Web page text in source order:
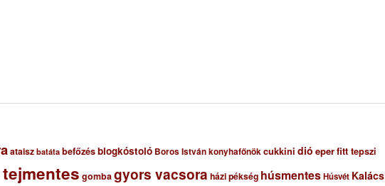
ataisz batáta befőzésblogkóstoló Boros István konyhafőnökcukkini dió eperfitt tepszi
gombagyors vacsora házi pékség húsmentesHúsvét Kalács